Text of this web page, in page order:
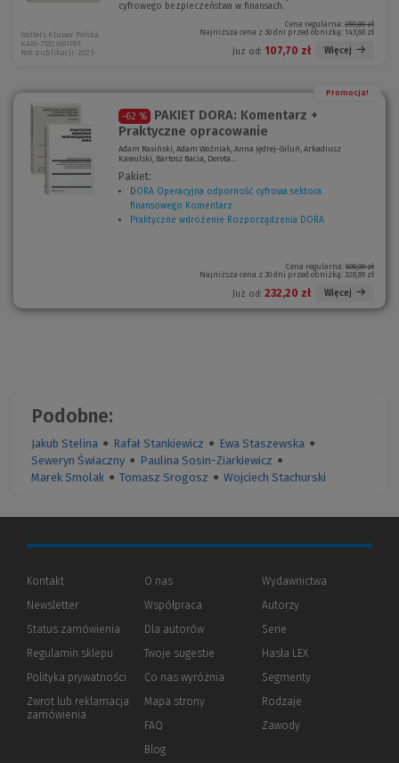
cyfrowego bezpieczeństwa w finansach.
Cena regularna: 359,00 zł
Najniższa cena z 30 dni przed obniżką: 143,60 zł
Już od: 107,70 zł Więcej
Wolters Kluwer Polska
KAM-7183 W01P01
Rok publikacji: 2025
Promocja!
-62 %
PAKIET DORA: Komentarz +
Praktyczne opracowanie
Adam Rasiński, Adam Woźniak, Anna Jędrej-Giluń, Arkadiusz
Kawulski, Bartosz Bacia, Dorota...
Pakiet:
DORA Operacyjna odporność cyfrowa sektora
finansowego Komentarz
N
o
k
Praktyczne wdrożenie Rozporządzenia DORA
w
e
o
Cena regularna: 608,00 zł
Najniższa cena z 30 dni przed obniżką: 328,89 zł
Już od: 232,20 zł Więcej
Podobne:
Jakub Stelina ● Rafał Stankiewicz ● Ewa Staszewska ●
Seweryn Świaczny ● Paulina Sosin-Ziarkiewicz ●
Marek Smolak ● Tomasz Srogosz ● Wojciech Stachurski
Kontakt
Newsletter
Status zamówienia
Regulamin sklepu
Polityka prywatności (Nowe
(Link
innej
Zwrot lub reklamacja
zamówienia
O nas
Współpraca
Dla autorów(Nowe
(Link
innej
strony)
Twoje sugestie
Co nas wyróżnia
Mapa strony
FAQ
Blog
Wydawnictwa
Autorzy
Serie
Hasła LEX
Segmenty
Rodzaje
Zawody